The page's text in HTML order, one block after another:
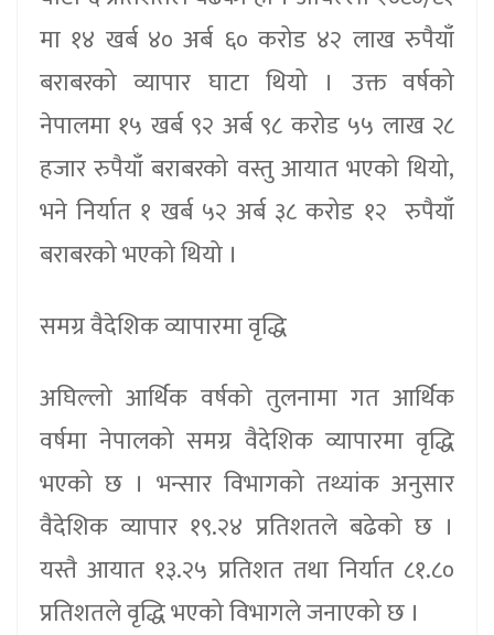
मा १४ खर्ब ४० अर्ब ६० करोड ४२ लाख रुपैयाँ
बराबरको व्यापार घाटा थियो । उक्त वर्षको
नेपालमा १५ खर्ब ९२ अर्ब ९८ करोड ५५ लाख २८
हजार रुपैयाँ बराबरको वस्तु आयात भएको थियो,
भने निर्यात १ खर्ब ५२ अर्ब ३८ करोड १२ रुपैयाँ
बराबरको भएको थियो ।
समग्र वैदेशिक व्यापारमा वृद्धि
अघिल्लो आर्थिक वर्षको तुलनामा गत आर्थिक
वर्षमा नेपालको समग्र वैदेशिक व्यापारमा वृद्धि
भएको छ । भन्सार विभागको तथ्यांक अनुसार
वैदेशिक व्यापार १९.२४ प्रतिशतले बढेको छ ।
यस्तै आयात १३.२५ प्रतिशत तथा निर्यात ८१.८०
प्रतिशतले वृद्धि भएको विभागले जनाएको छ ।